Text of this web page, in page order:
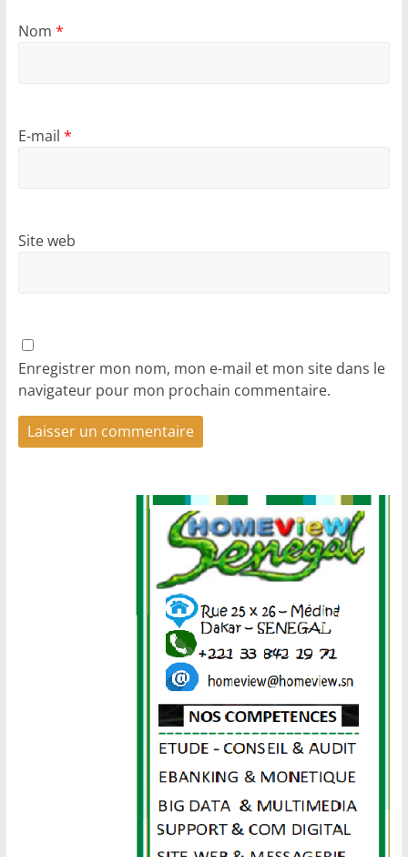
Nom *
E-mail *
Site web
Enregistrer mon nom, mon e-mail et mon site dans le
navigateur pour mon prochain commentaire.